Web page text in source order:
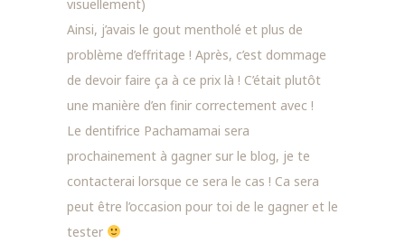
visuellement)
Ainsi, j’avais le gout mentholé et plus de
problème d’effritage ! Après, c’est dommage
de devoir faire ça à ce prix là ! C’était plutôt
une manière d’en finir correctement avec !
Le dentifrice Pachamamai sera
prochainement à gagner sur le blog, je te
contacterai lorsque ce sera le cas ! Ca sera
peut être l’occasion pour toi de le gagner et le
tester